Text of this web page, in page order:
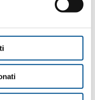
Transmission Rejects
parts